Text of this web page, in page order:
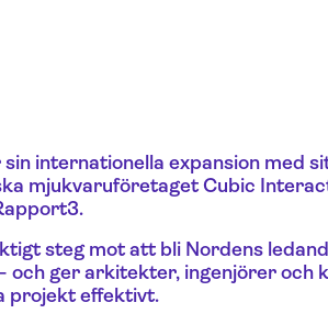
internationella expansion med
mjukvaruföretaget Cubic
steg mot att bli Nordens
och ger arkitekter, ingenjörer och
projekt effektivt.